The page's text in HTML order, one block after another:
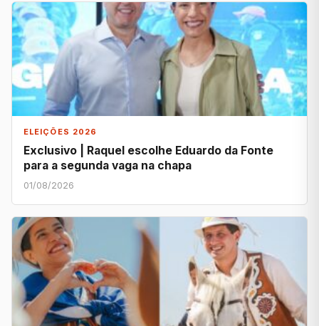
ELEIÇÕES 2026
Exclusivo | Raquel escolhe Eduardo da Fonte
para a segunda vaga na chapa
01/08/2026